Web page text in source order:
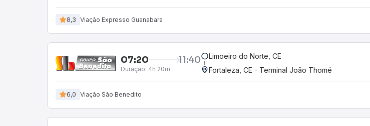
8,3 Viação Expresso Guanabara
07:20 11:40
Duração: 4h 20m
Limoeiro do Norte, CE
Fortaleza, CE - Terminal João Thomé
6,0 Viação São Benedito